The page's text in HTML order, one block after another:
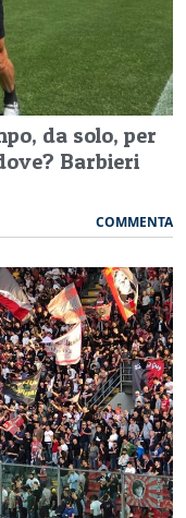
da solo, per
Barbieri
COMMENTA